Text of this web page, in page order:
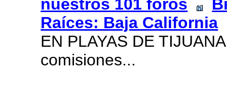
nuestros 101 foros
Raíces: Baja California
EN PLAYAS DE
comisiones...